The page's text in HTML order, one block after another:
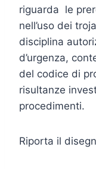
riguarda le
nell’uso dei
disciplina
d’urgenza,
del codice di
risultanze
procedimenti.
Riporta il